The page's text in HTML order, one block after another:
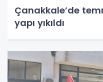
Çanakkale’de
yapı yıkıldı